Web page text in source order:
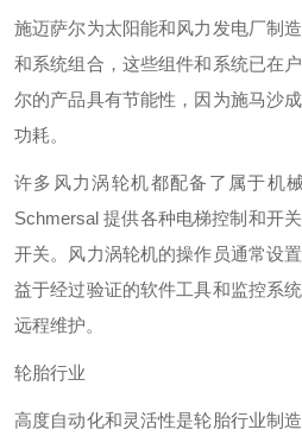
施迈萨尔为太阳能和风力发电厂制
和系统组合，这些组件和系统已在
尔的产品具有节能性，因为施马沙
功耗。
许多风力涡轮机都配备了属于机
Schmersal 提供各种电梯控制和开
开关。风力涡轮机的操作员通常设
益于经过验证的软件工具和监控系
远程维护。
轮胎行业
高度自动化和灵活性是轮胎行业制